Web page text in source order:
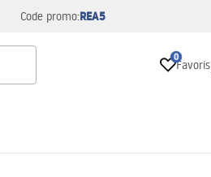
Code promo:REA5
0
Favoris